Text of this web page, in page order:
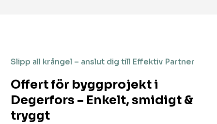
Slipp all krångel – anslut dig till Effektiv Partner
Offert för byggprojekt i
Degerfors – Enkelt, smidigt &
tryggt